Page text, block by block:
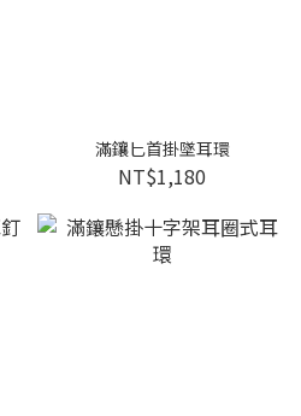
滿鑲匕首掛墜耳環
NT$1,180